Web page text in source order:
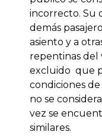
incorrecto. Su
demás
asiento y a
repentinas del
excluido que
condiciones
no se
vez se
similares.